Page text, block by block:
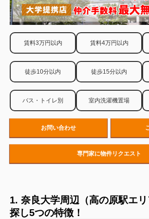
賃料3万円以内 賃料4万円以内
徒歩10分以内 徒歩15分以内
バス・トイレ別 室内洗濯機置場
お問い合わせ
専門家に物件リクエスト
1. 奈良大学周辺（高の原駅エ
探し5つの特徴！